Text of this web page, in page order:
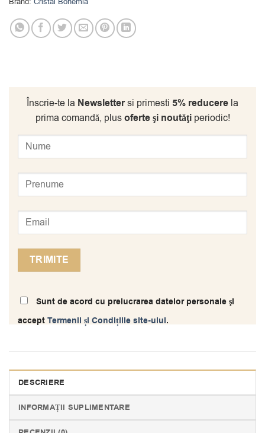
Înscrie-te la Newslettersi primesti 5% reducere la
prima comandă, plusoferte şi noutăţiperiodic!
Sunt de acord cu prelucrarea datelor personale şi
acceptTermenii și Condițiile site-ului.
DESCRIERE
INFORMAȚII SUPLIMENTARE